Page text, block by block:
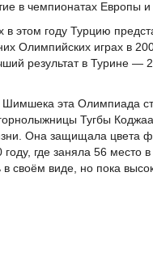
в чемпионатах Европы
в этом году Турцию
Олимпийских играх в
результат в Турине —
эта Олимпиада
Тугбы
Она защищала цвета
году, где заняла 56 место
своём виде, но пока